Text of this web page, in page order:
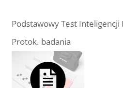
Podstawowy Test Inteligencji
Protok. badania